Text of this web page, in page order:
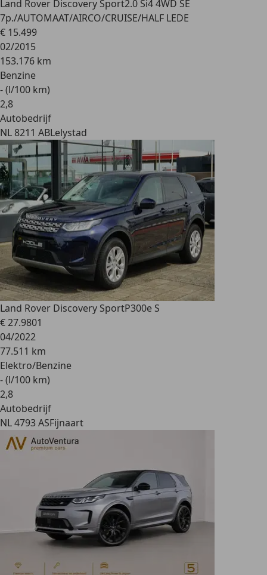
Land Rover Discovery Sport2.0 Si4 4WD SE
7p./AUTOMAAT/AIRCO/CRUISE/HALF LEDE
€ 15.499
02/2015
153.176 km
Benzine
- (l/100 km)
2,8
Autobedrijf
NL 8211 ABLelystad
Land Rover Discovery SportP300e S
€ 27.9801
04/2022
77.511 km
Elektro/Benzine
- (l/100 km)
2,8
Autobedrijf
NL 4793 ASFijnaart